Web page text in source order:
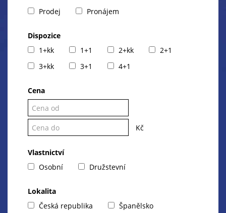
Prodej
Pronájem
Dispozice
1+kk
1+1 2+kk
2+1
3+kk
3+1 4+1
Cena
Kč
Vlastnictví
Osobní
Družstevní
Lokalita
Česká republika
Španělsko